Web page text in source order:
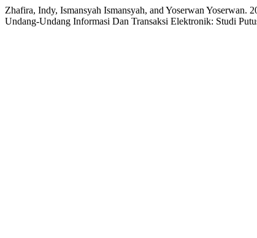
Zhafira, Indy, Ismansyah Ismansyah, and Yoserwan
Undang-Undang Informasi Dan Transaksi Elektronik: Studi